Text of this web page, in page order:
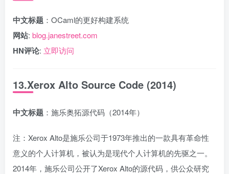
中文标题 ：OCaml的更好构建系统
网站: blog.janestreet.com
HN评论: 立即访问
13.Xerox Alto Source Code (2014)
中文标题 ：施乐奥拓源代码（2014年）
注：Xerox Alto是施乐公司于1973年推出的一款具有革命性
意义的个人计算机，被认为是现代个人计算机的先驱之一。
2014年，施乐公司公开了Xerox Alto的源代码，供公众研究